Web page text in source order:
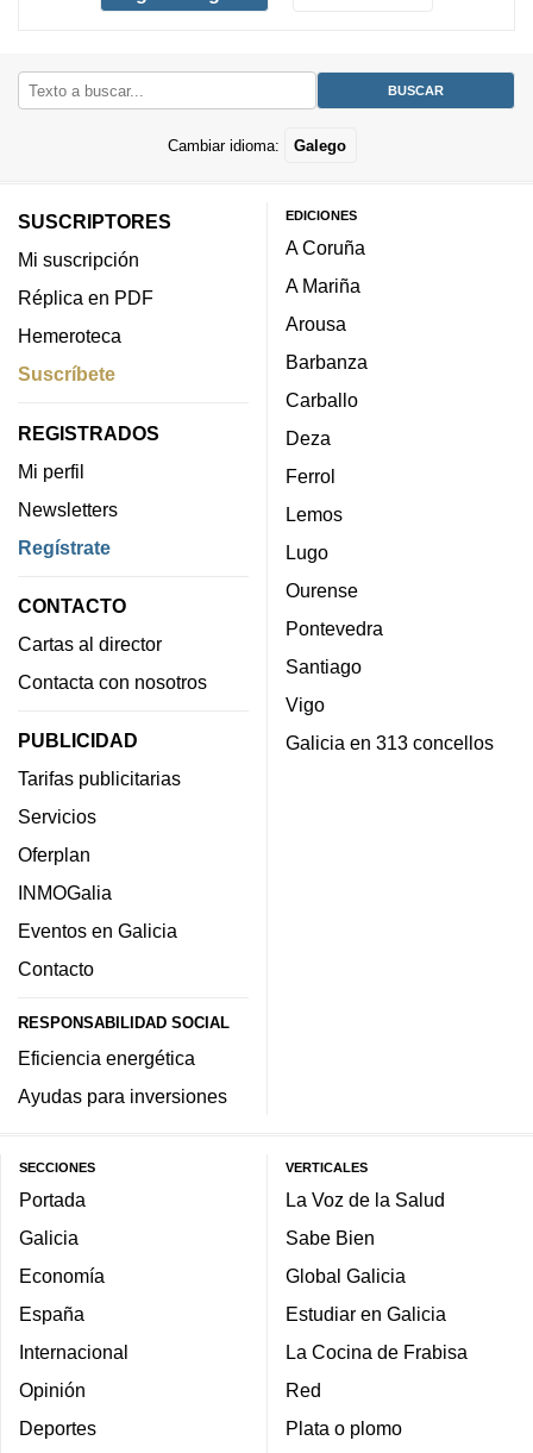
Cambiar idioma: Galego
SUSCRIPTORES
Mi suscripción
Réplica en PDF
Hemeroteca
Suscríbete
REGISTRADOS
Mi perfil
Newsletters
Regístrate
CONTACTO
Cartas al director
Contacta con nosotros
PUBLICIDAD
Tarifas publicitarias
Servicios
Oferplan
INMOGalia
Eventos en Galicia
Contacto
RESPONSABILIDAD SOCIAL
Eficiencia energética
Ayudas para inversiones
EDICIONES
A Coruña
A Mariña
Arousa
Barbanza
Carballo
Deza
Ferrol
Lemos
Lugo
Ourense
Pontevedra
Santiago
Vigo
Galicia en 313 concellos
SECCIONES
Portada
Galicia
Economía
España
Internacional
Opinión
Deportes
VERTICALES
La Voz de la Salud
Sabe Bien
Global Galicia
Estudiar en Galicia
La Cocina de Frabisa
Red
Plata o plomo